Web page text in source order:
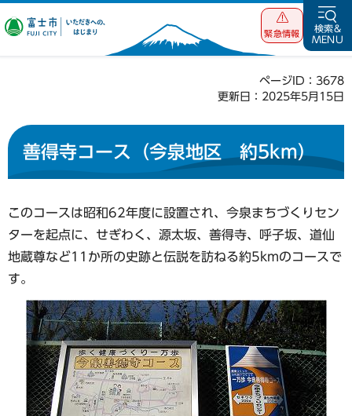
富士市 いただ
緊急情報
検索&
MENU
ページID：3678
更新日：2025年5月15日
善得寺コース（今泉地区 約5km）
このコースは昭和62年度に設置され、今泉まちづくりセン
ターを起点に、せぎわく、源太坂、善得寺、呼子坂、道仙
地蔵尊など11か所の史跡と伝説を訪ねる約5kmのコースで
す。